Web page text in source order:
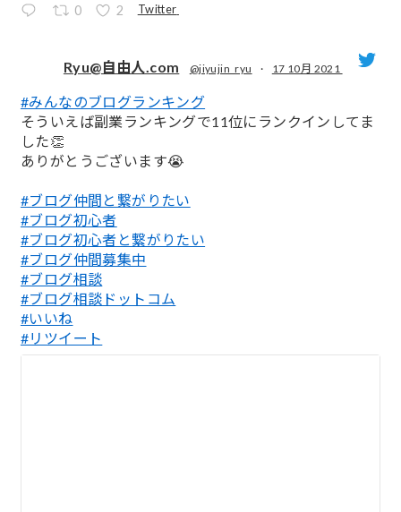
0 2 Twitter
;
Ryu@自由人.com @jiyujin_ryu · 17 10月 2021
#みんなのブログランキング
そういえば副業ランキングで11位にランクインしてま
した👏
ありがとうございます😭
#ブログ仲間と繋がりたい
#ブログ初心者
#ブログ初心者と繋がりたい
#ブログ仲間募集中
#ブログ相談
#ブログ相談ドットコム
#いいね
#リツイート